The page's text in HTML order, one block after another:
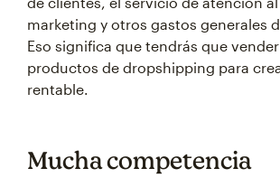
marketing y otros gastos generales
Eso significa que tendrás que
productos de dropshipping para
rentable.
Mucha competencia